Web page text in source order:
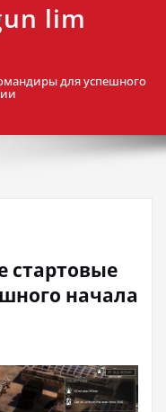
lim
для успешного
стартовые
начала